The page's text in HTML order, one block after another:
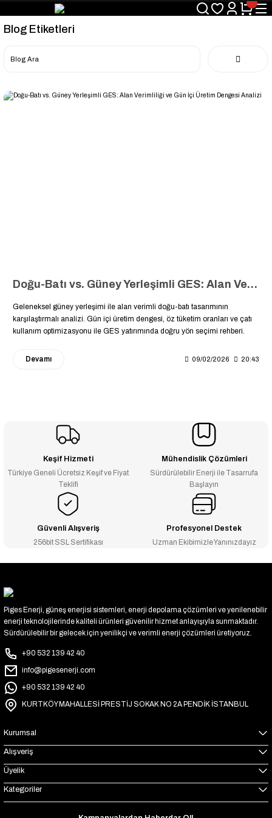
Blog Etiketleri
Doğu-Batı vs. Güney Yerleşimli GES: Alan Verimliliği ve Gün İçi Üretim Dengesi Analizi
Geleneksel güney yerleşimi ile alan verimli doğu-batı tasarımının
karşılaştırmalı analizi. Gün içi üretim dengesi, öz tüketim oranları ve çatı
kullanım optimizasyonu ile GES yatırımında doğru yön seçimi rehberi.
Devamı 09/02/2026 20:43
Keşif Hizmeti
Türkiye Geneli Ücretsiz Keşif ve Fiyat
Teklifi
Mühendislik Çözümleri
Sürdürülebilir Enerji ile Tasarrufa
Başlayın
Güvenli Alışveriş
256bit SSL Sertifikası
Profesyonel Destek
Uzman Ekibimizle Yanınızdayız
Piges Enerji, güneş enerjisi sistemleri, enerji depolama çözümleri ve yenilenebilir
enerji teknolojilerinde kaliteli ürünleri güvenilir hizmet anlayışıyla sunmaktadır.
Sürdürülebilir bir gelecek için yenilikçi ve verimli enerji çözümleri üretiyoruz.
+90 532 139 42 40
info@pigesenerji.com
+90 532 139 42 40
KURTKÖY MAHALLESİ PRESTİJ SOKAK NO 2A PENDİK İSTANBUL
Kurumsal
Alışveriş
Üyelik
Kategoriler